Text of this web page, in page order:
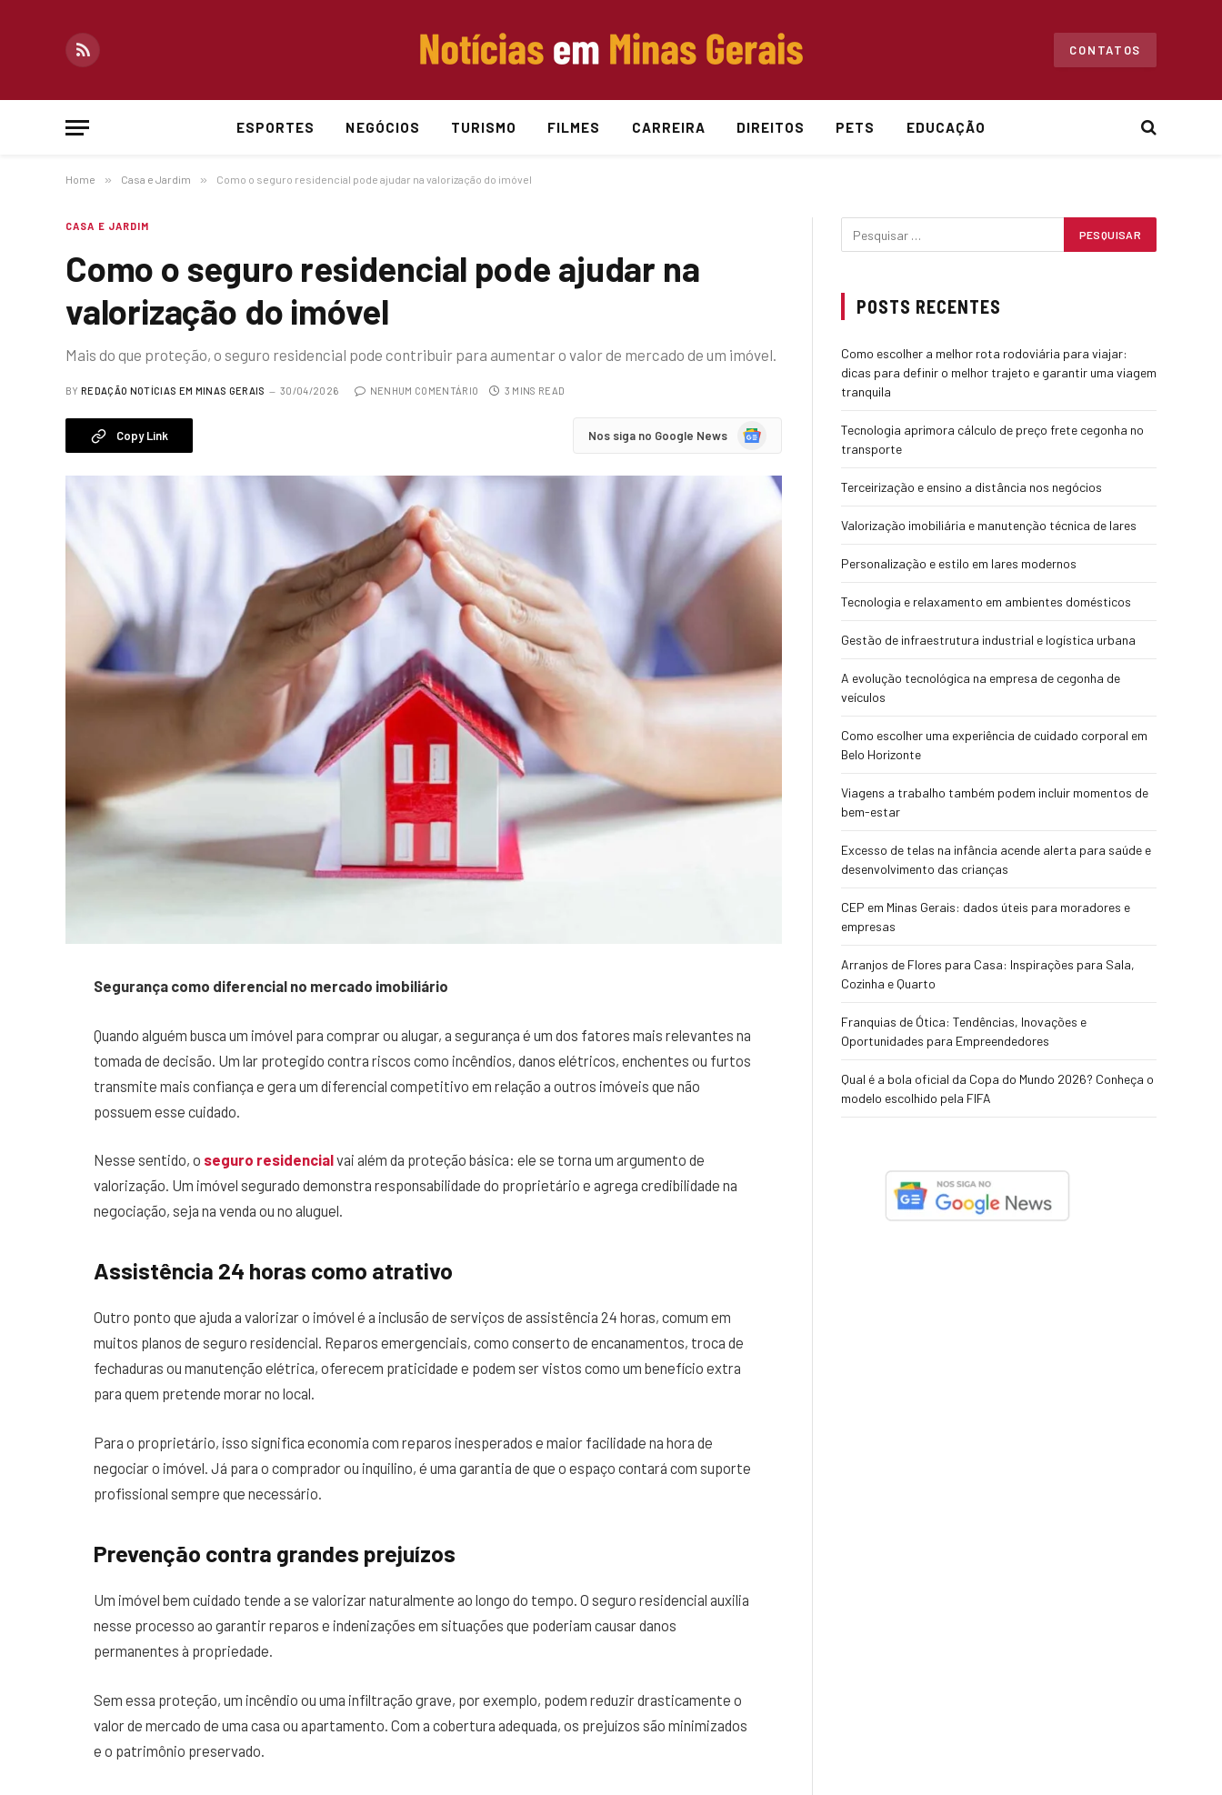
RSS
CONTATOS
ESPORTES NEGÓCIOS TURISMO FILMES CARREIRA DIREITOS PETS EDUCAÇÃO
Home » Casa e Jardim » Como o seguro residencial pode ajudar na valorização do imóvel
CASA E JARDIM
Como o seguro residencial pode ajudar na
valorização do imóvel
Mais do que proteção, o seguro residencial pode contribuir para aumentar o valor de mercado de um imóvel.
BY REDAÇÃO NOTÍCIAS EM MINAS GERAIS 30/04/2026 NENHUM COMENTÁRIO 3 MINS READ
Copy Link Nos siga no Google News
Google
Segurança como diferencial no mercado imobiliário
Quando alguém busca um imóvel para comprar ou alugar, a segurança é um dos fatores mais relevantes na
tomada de decisão. Um lar protegido contra riscos como incêndios, danos elétricos, enchentes ou furtos
transmite mais confiança e gera um diferencial competitivo em relação a outros imóveis que não
possuem esse cuidado.
Nesse sentido, o seguro residencialvai além da proteção básica: ele se torna um argumento de
valorização. Um imóvel segurado demonstra responsabilidade do proprietário e agrega credibilidade na
negociação, seja na venda ou no aluguel.
Assistência 24 horas como atrativo
Outro ponto que ajuda a valorizar o imóvel é a inclusão de serviços de assistência 24 horas, comum em
muitos planos de seguro residencial. Reparos emergenciais, como conserto de encanamentos, troca de
fechaduras ou manutenção elétrica, oferecem praticidade e podem ser vistos como um benefício extra
para quem pretende morar no local.
Para o proprietário, isso significa economia com reparos inesperados e maior facilidade na hora de
negociar o imóvel. Já para o comprador ou inquilino, é uma garantia de que o espaço contará com suporte
profissional sempre que necessário.
Prevenção contra grandes prejuízos
Um imóvel bem cuidado tende a se valorizar naturalmente ao longo do tempo. O seguro residencial auxilia
nesse processo ao garantir reparos e indenizações em situações que poderiam causar danos
permanentes à propriedade.
Sem essa proteção, um incêndio ou uma infiltração grave, por exemplo, podem reduzir drasticamente o
valor de mercado de uma casa ou apartamento. Com a cobertura adequada, os prejuízos são minimizados
e o patrimônio preservado.
POSTS RECENTES
Como escolher a melhor rota rodoviária para viajar:
dicas para definir o melhor trajeto e garantir uma viagem
tranquila
Tecnologia aprimora cálculo de preço frete cegonha no
transporte
Terceirização e ensino a distância nos negócios
Valorização imobiliária e manutenção técnica de lares
Personalização e estilo em lares modernos
Tecnologia e relaxamento em ambientes domésticos
Gestão de infraestrutura industrial e logística urbana
A evolução tecnológica na empresa de cegonha de
veículos
Como escolher uma experiência de cuidado corporal em
Belo Horizonte
Viagens a trabalho também podem incluir momentos de
bem-estar
Excesso de telas na infância acende alerta para saúde e
desenvolvimento das crianças
CEP em Minas Gerais: dados úteis para moradores e
empresas
Arranjos de Flores para Casa: Inspirações para Sala,
Cozinha e Quarto
Franquias de Ótica: Tendências, Inovações e
Oportunidades para Empreendedores
Qual é a bola oficial da Copa do Mundo 2026? Conheça o
modelo escolhido pela FIFA